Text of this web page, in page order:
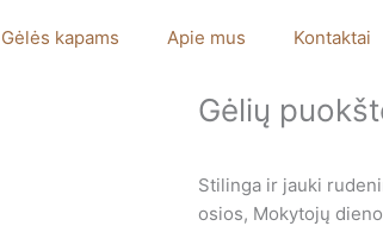
Gėlės kapams Apie mus Kontaktai
Gėlių
Stilinga ir jauki
osios, Mokytojų